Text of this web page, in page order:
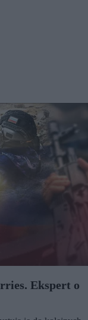
Ekspert o